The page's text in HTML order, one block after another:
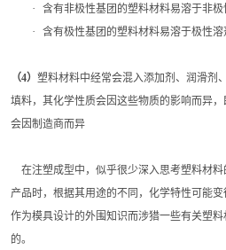
· 含有非极性基团的塑料材料易溶于非极
· 含有极性基团的塑料材料易溶于极性溶
（4） 塑料材料中经常会混入添加剂、润滑剂
填料，其化学性质会因这些物质的影响而异
会因制造商而异
在注塑成型中，似乎很少深入思考塑料材
产品时，根据其用途的不同，化学特性可能变
作为模具设计的外围知识而涉猎一些有关塑
的。